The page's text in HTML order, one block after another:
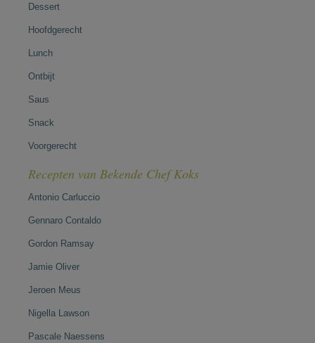
Dessert
Hoofdgerecht
Lunch
Ontbijt
Saus
Snack
Voorgerecht
Recepten van Bekende Chef Koks
Antonio Carluccio
Gennaro Contaldo
Gordon Ramsay
Jamie Oliver
Jeroen Meus
Nigella Lawson
Pascale Naessens